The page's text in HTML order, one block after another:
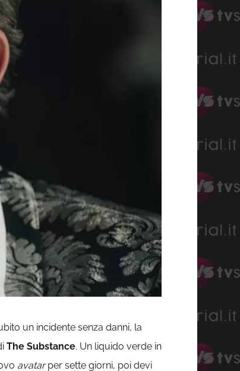
un incidente senza danni, la
The Substance. Un liquido verde in
avatarper sette giorni, poi devi